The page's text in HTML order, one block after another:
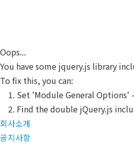
content
Oops...
You have some jquery.js library
To fix this, you can:
1. Set 'Module General
2. Find the double jQuery.js
회사소개
공지사항